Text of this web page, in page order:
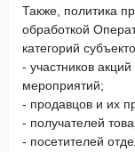
Также, политика
обработкой
категорий
- участников
мероприятий;
- продавцов и их
- получателей
- посетителей